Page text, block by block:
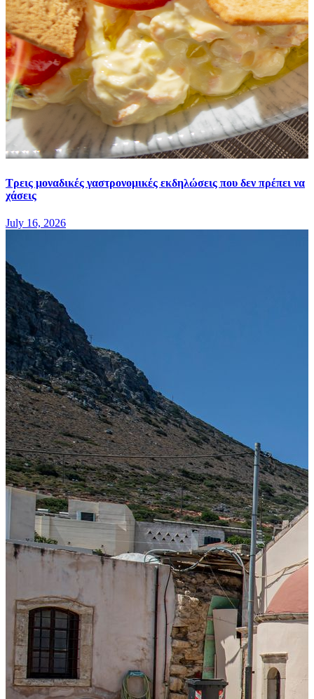
Τρεις μοναδικές γαστρονομικές εκδηλώσεις που δεν πρέπει να
χάσεις
July 16, 2026